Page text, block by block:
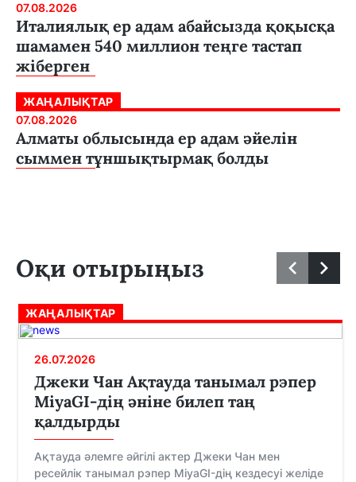
07.08.2026
Италиялық ер адам абайсызда қоқысқа
шамамен 540 миллион теңге тастап
жіберген
ЖАҢАЛЫҚТАР
07.08.2026
Алматы облысында ер адам әйелін
сыммен тұншықтырмақ болды
Оқи отырыңыз
ЖАҢАЛЫҚТАР
26.07.2026
Джеки Чан Ақтауда танымал рэпер
MiyaGI-дің әніне билеп таң
қалдырды
Ақтауда әлемге әйгілі актер Джеки Чан мен
ресейлік танымал рэпер MiyaGI-дің кездесуі желіде